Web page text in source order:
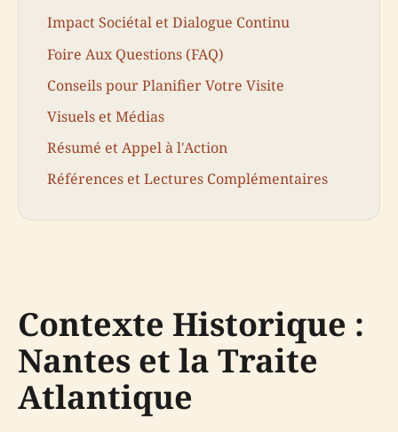
Impact Sociétal et Dialogue Continu
Foire Aux Questions (FAQ)
Conseils pour Planifier Votre Visite
Visuels et Médias
Résumé et Appel à l'Action
Références et Lectures Complémentaires
Contexte Historique :
Nantes et la Traite
Atlantique